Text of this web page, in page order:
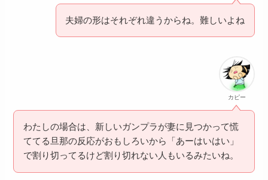
夫婦の形はそれぞれ違うからね。難しいよね
カピー
わたしの場合は、新しいガンプラが妻に見つかって慌
ててる旦那の反応がおもしろいから「あーはいはい」
で割り切ってるけど割り切れない人もいるみたいね。